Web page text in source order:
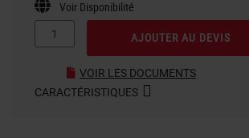
Voir Disponibilité
AJOUTER AU DEVIS
VOIR LES DOCUMENTS
CARACTÉRISTIQUES